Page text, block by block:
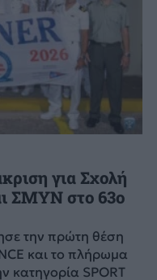
για Σχολή
ΣΜΥΝ στο 63ο
την πρώτη θέση
και το πλήρωμα
κατηγορία SPORT